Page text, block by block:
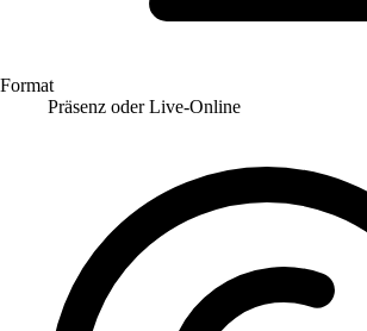
Format
Präsenz oder Live-Online